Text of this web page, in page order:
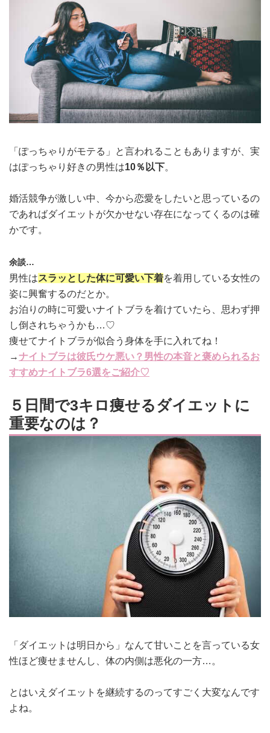
「ぽっちゃりがモテる」と言われることもありますが、実
はぽっちゃり好きの男性は10％以下。
婚活競争が激しい中、今から恋愛をしたいと思っているの
であればダイエットが欠かせない存在になってくるのは確
かです。
余談…
男性はスラッとした体に可愛い下着を着用している女性の
姿に興奮するのだとか。
お泊りの時に可愛いナイトブラを着けていたら、思わず押
し倒されちゃうかも…♡
痩せてナイトブラが似合う身体を手に入れてね！
→ナイトブラは彼氏ウケ悪い？男性の本音と褒められるお
すすめナイトブラ6選をご紹介♡
５日間で3キロ痩せるダイエットに
重要なのは？
「ダイエットは明日から」なんて甘いことを言っている女
性ほど痩せませんし、体の内側は悪化の一方…。
とはいえダイエットを継続するのってすごく大変なんです
よね。